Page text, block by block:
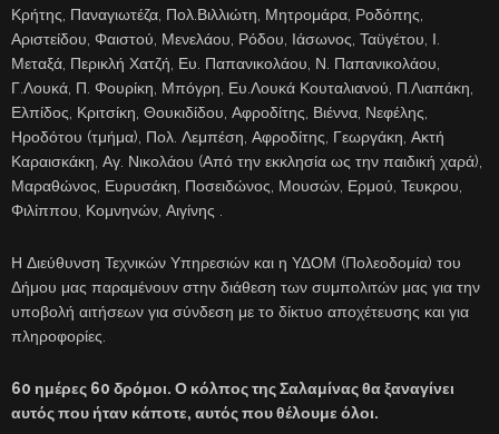
Κρήτης, Παναγιωτέζα, Πολ.Βιλλιώτη, Μητρομάρα, Ροδόπης,
Αριστείδου, Φαιστού, Μενελάου, Ρόδου, Ιάσωνος, Ταϋγέτου, Ι.
Μεταξά, Περικλή Χατζή, Ευ. Παπανικολάου, Ν. Παπανικολάου,
Γ.Λουκά, Π. Φουρίκη, Μπόγρη, Ευ.Λουκά Κουταλιανού, Π.Λιαπάκη,
Ελπίδος, Κριτσίκη, Θουκιδίδου, Αφροδίτης, Βιέννα, Νεφέλης,
Ηροδότου (τμήμα), Πολ. Λεμπέση, Αφροδίτης, Γεωργάκη, Ακτή
Καραισκάκη, Αγ. Νικολάου (Από την εκκλησία ως την παιδική χαρά),
Μαραθώνος, Ευρυσάκη, Ποσειδώνος, Μουσών, Ερμού, Τευκρου,
Φιλίππου, Κομνηνών, Αιγίνης .
Η Διεύθυνση Τεχνικών Υπηρεσιών και η ΥΔΟΜ (Πολεοδομία) του
Δήμου μας παραμένουν στην διάθεση των συμπολιτών μας για την
υποβολή αιτήσεων για σύνδεση με το δίκτυο αποχέτευσης και για
πληροφορίες.
60 ημέρες 60 δρόμοι. Ο κόλπος της Σαλαμίνας θα ξαναγίνει
αυτός που ήταν κάποτε, αυτός που θέλουμε όλοι.